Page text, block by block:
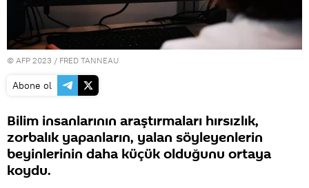
© AFP 2023 / FRED TANNEAU
Abone ol
Bilim insanlarının araştırmaları hırsızlık,
zorbalık yapanların, yalan söyleyenlerin
beyinlerinin daha küçük olduğunu ortaya
koydu.